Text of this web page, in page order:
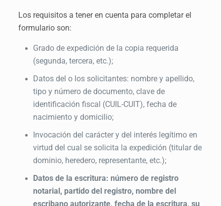
Los requisitos a tener en cuenta para completar el
formulario son:
Grado de expedición de la copia requerida
(segunda, tercera, etc.);
Datos del o los solicitantes: nombre y apellido,
tipo y número de documento, clave de
identificación fiscal (CUIL-CUIT), fecha de
nacimiento y domicilio;
Invocación del carácter y del interés legítimo en
virtud del cual se solicita la expedición (titular de
dominio, heredero, representante, etc.);
Datos de la escritura: número de registro
notarial, partido del registro, nombre del
escribano autorizante, fecha de la escritura, su